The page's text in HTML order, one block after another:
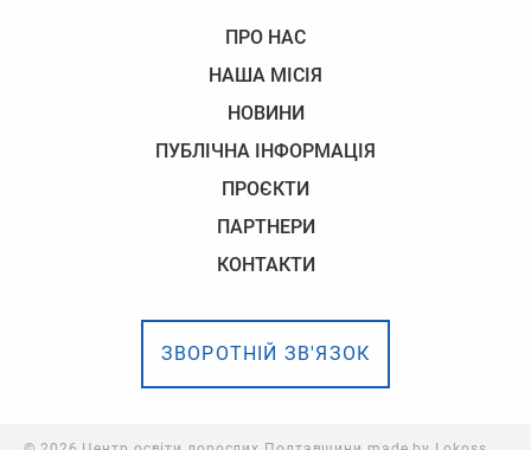
ПРО НАС
НАША МІСІЯ
НОВИНИ
ПУБЛІЧНА ІНФОРМАЦІЯ
ПРОЄКТИ
ПАРТНЕРИ
КОНТАКТИ
ЗВОРОТНІЙ ЗВ'ЯЗОК